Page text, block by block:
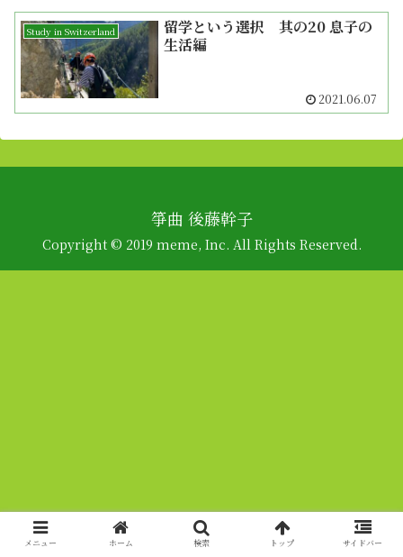
Study in Switzerland
留学という選択 其の20 息子の
生活編
2021.06.07
箏曲 後藤幹子
Copyright © 2019 meme, Inc. All Rights Reserved.
メニュー ホーム 検索 トップ サイドバー